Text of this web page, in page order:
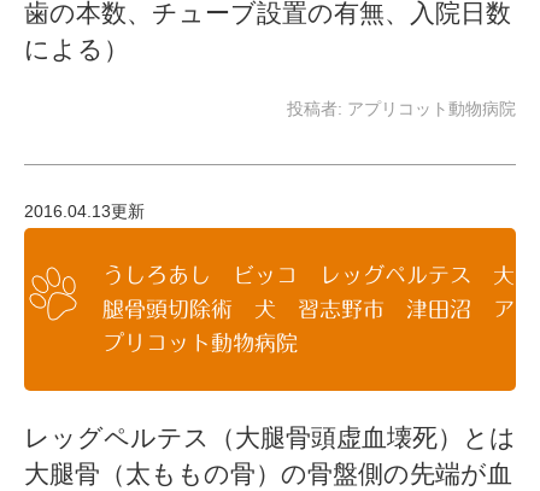
歯の本数、チューブ設置の有無、入院日数
による）
投稿者: アプリコット動物病院
2016.04.13更新
うしろあし ビッコ レッグペルテス 大
腿骨頭切除術 犬 習志野市 津田沼 ア
プリコット動物病院
レッグペルテス（大腿骨頭虚血壊死）とは
大腿骨（太ももの骨）の骨盤側の先端が血